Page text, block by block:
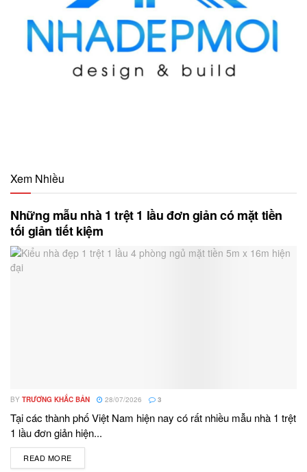
Xem Nhiều
Những mẫu nhà 1 trệt 1 lầu đơn giản có mặt tiền
tối giản tiết kiệm
BY TRƯƠNG KHẮC BẢN 28/07/2026 3
Tại các thành phố Việt Nam hiện nay có rất nhiều mẫu nhà 1 trệt
1 lầu đơn giản hiện...
READ MORE